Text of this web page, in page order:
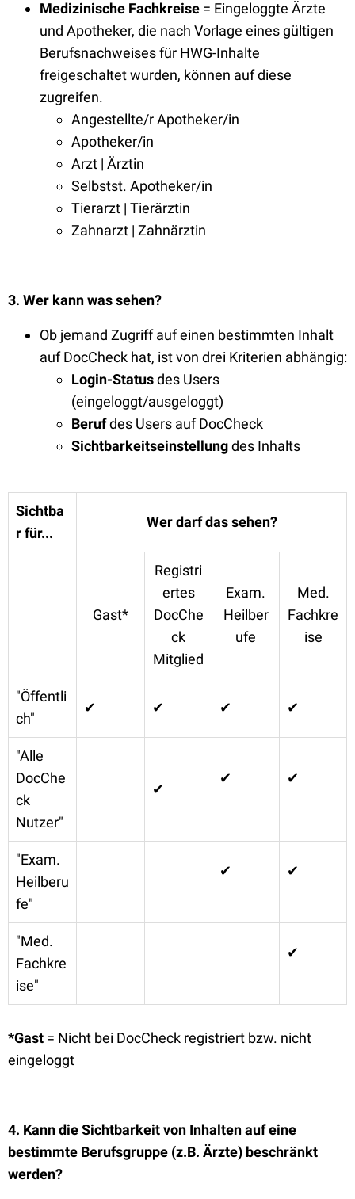
Medizinische Fachkreise = Eingeloggte Ärzte
und Apotheker, die nach Vorlage eines gültigen
Berufsnachweises für HWG-Inhalte
freigeschaltet wurden, können auf diese
zugreifen.
Angestellte/r Apotheker/in
Apotheker/in
Arzt | Ärztin
Selbstst. Apotheker/in
Tierarzt | Tierärztin
Zahnarzt | Zahnärztin
3. Wer kann was sehen?
Ob jemand Zugriff auf einen bestimmten Inhalt
auf DocCheck hat, ist von drei Kriterien abhängig:
Login-Statusdes Users
(eingeloggt/ausgeloggt)
Berufdes Users auf DocCheck
Sichtbarkeitseinstellungdes Inhalts
Sichtba
r für...
Wer darf das sehen?
Gast*
Registri
ertes
DocChe
ck
Mitglied
Exam.
Heilber
ufe
Med.
Fachkre
ise
"Öffentli
ch"
✔ ✔ ✔ ✔
"Alle
DocChe
ck
Nutzer"
✔
✔ ✔
"Exam.
Heilberu
fe"
✔ ✔
"Med.
Fachkre
ise"
✔
*Gast = Nicht bei DocCheck registriert bzw. nicht
eingeloggt
4. Kann die Sichtbarkeit von Inhalten auf eine
bestimmte Berufsgruppe (z.B. Ärzte) beschränkt
werden?